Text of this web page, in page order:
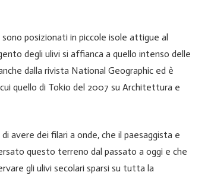
posizionati in piccole isole attigue al
degli ulivi si affianca a quello intenso delle
dalla rivista National Geographic ed è
quello di Tokio del 2007 su Architettura e
avere dei filari a onde, che il paesaggista e
questo terreno dal passato a oggi e che
gli ulivi secolari sparsi su tutta la